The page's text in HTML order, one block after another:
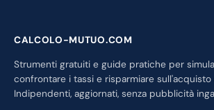
CALCOLO-MUTUO.COM
Strumenti gratuiti e guide pratiche per
confrontare i tassi e risparmiare sull'acquisto
Indipendenti, aggiornati, senza pubblicità